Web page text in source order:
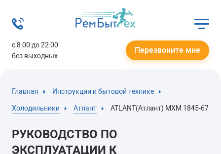
с 8:00 до 22:00
без выходных
Перезвоните мне
Главная Инструкции к бытовой технике
Холодильники Атлант ATLANT(Атлант) МХМ 1845-67
РУКОВОДСТВО ПО
ЭКСПЛУАТАЦИИ К